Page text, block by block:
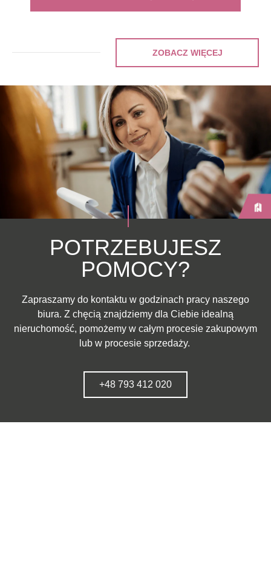
ZOBACZ WIĘCEJ
POTRZEBUJESZ
POMOCY?
Zapraszamy do kontaktu w godzinach pracy naszego
biura. Z chęcią znajdziemy dla Ciebie idealną
nieruchomość, pomożemy w całym procesie zakupowym
lub w procesie sprzedaży.
+48 793 412 020